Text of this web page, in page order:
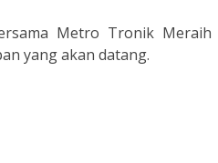
Metro Tronik Meraih
yang akan datang.